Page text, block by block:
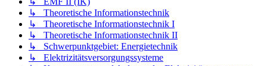
↳ Theoretische Informationstechnik
↳ Theoretische Informationstechnik I
↳ Theoretische Informationstechnik II
↳ Schwerpunktgebiet: Energietechnik
↳ Elektrizitätsversorgungssysteme